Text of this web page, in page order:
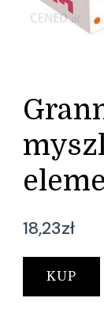
18,23zł
KUP